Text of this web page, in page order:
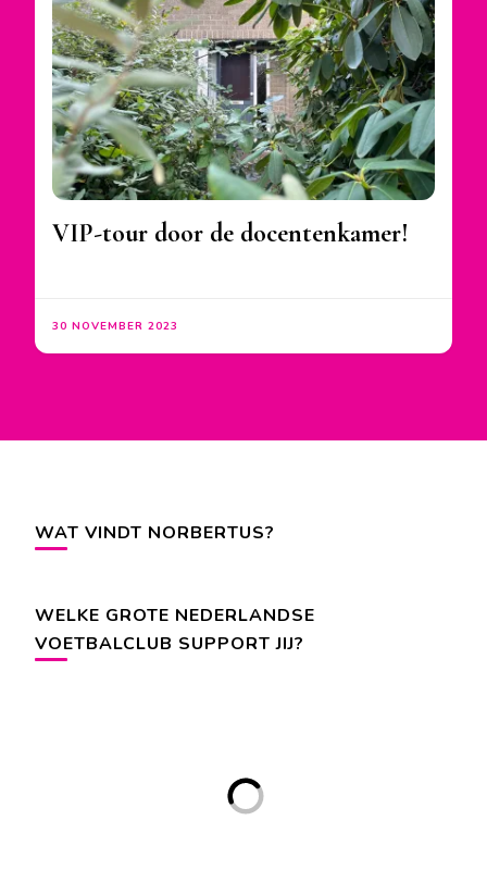
VIP-tour door de docentenkamer!
30 NOVEMBER 2023
WAT VINDT NORBERTUS?
WELKE GROTE NEDERLANDSE
VOETBALCLUB SUPPORT JIJ?